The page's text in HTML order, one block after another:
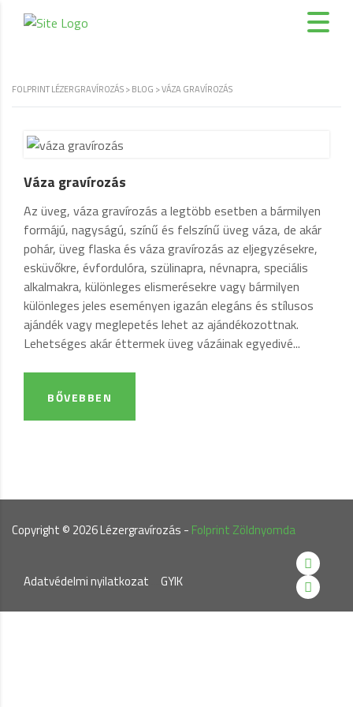
FOLPRINT LÉZERGRAVÍROZÁS>BLOG >VÁZA GRAVÍROZÁS
Váza gravírozás
Az üveg, váza gravírozás a legtöbb esetben a bármilyen
formájú, nagyságú, színű és felszínű üveg váza, de akár
pohár, üveg flaska és váza gravírozás az eljegyzésekre,
esküvőkre, évfordulóra, szülinapra, névnapra, speciális
alkalmakra, különleges elismerésekre vagy bármilyen
különleges jeles eseményen igazán elegáns és stílusos
ajándék vagy meglepetés lehet az ajándékozottnak.
Lehetséges akár éttermek üveg vázáinak egyedivé...
BŐVEBBEN
Copyright © 2026Lézergravírozás - Folprint Zöldnyomda
Adatvédelmi nyilatkozat GYIK